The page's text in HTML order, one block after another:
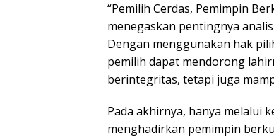
“Pemilih Cerdas, Pemimpin
menegaskan pentingnya
Dengan menggunakan hak
pemilih dapat mendorong
berintegritas, tetapi juga
Pada akhirnya, hanya melalui
menghadirkan pemimpin